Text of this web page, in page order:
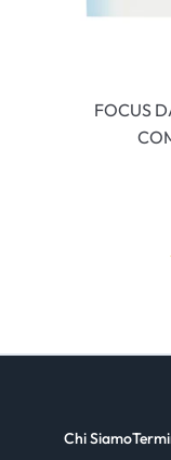
FOCUS
Chi Siamo